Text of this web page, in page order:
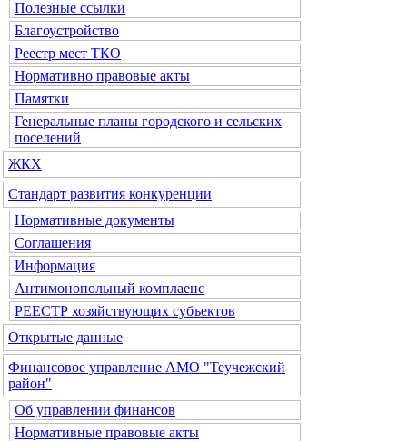
Полезные ссылки
Благоустройство
Реестр мест ТКО
Нормативно правовые акты
Памятки
Генеральные планы городского и сельских
поселений
ЖКХ
Стандарт развития конкуренции
Нормативные документы
Соглашения
Информация
Антимонопольный комплаенс
РЕЕСТР хозяйствующих субъектов
Открытые данные
Финансовое управление АМО "Теучежский
район"
Об управлении финансов
Нормативные правовые акты